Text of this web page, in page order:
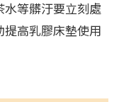
等髒汙要立刻處
高乳膠床墊使用